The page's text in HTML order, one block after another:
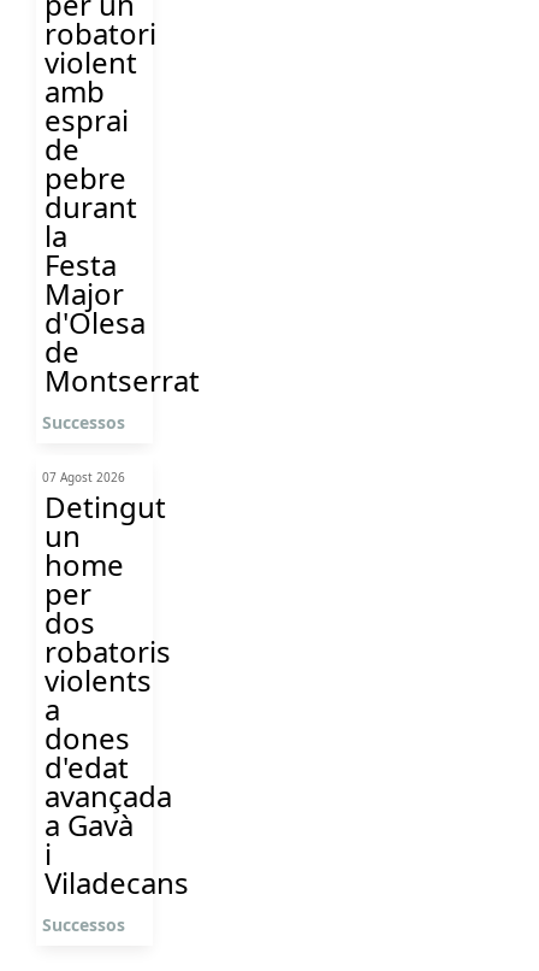
robatori
violent
amb
esprai
de
pebre
durant
la
Festa
Major
d'Olesa
de
Montserrat
Successos
07 Agost 2026
Detingut
un
home
per
dos
robatoris
violents
a
dones
d'edat
avançada
a Gavà
i
Viladecans
Successos